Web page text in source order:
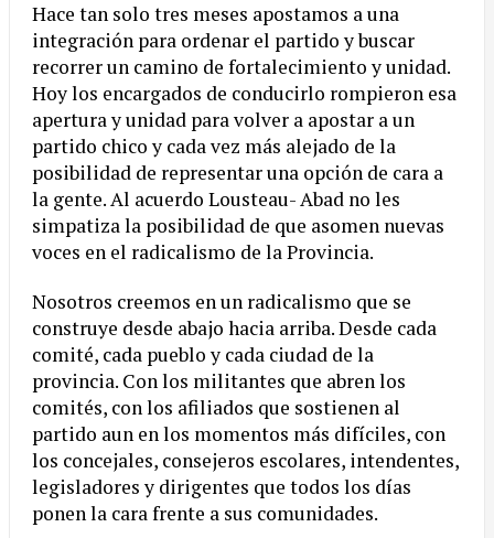
Hace tan solo tres meses apostamos a una
integración para ordenar el partido y buscar
recorrer un camino de fortalecimiento y unidad.
Hoy los encargados de conducirlo rompieron esa
apertura y unidad para volver a apostar a un
partido chico y cada vez más alejado de la
posibilidad de representar una opción de cara a
la gente. Al acuerdo Lousteau- Abad no les
simpatiza la posibilidad de que asomen nuevas
voces en el radicalismo de la Provincia.
Nosotros creemos en un radicalismo que se
construye desde abajo hacia arriba. Desde cada
comité, cada pueblo y cada ciudad de la
provincia. Con los militantes que abren los
comités, con los afiliados que sostienen al
partido aun en los momentos más difíciles, con
los concejales, consejeros escolares, intendentes,
legisladores y dirigentes que todos los días
ponen la cara frente a sus comunidades.